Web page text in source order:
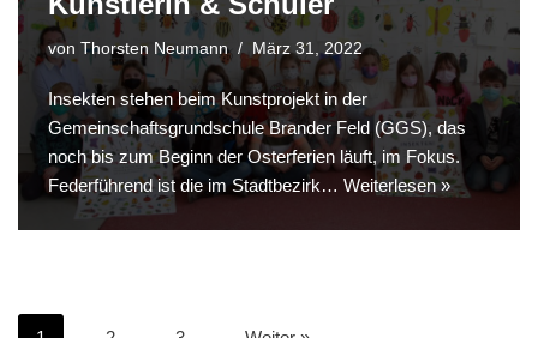
von Thorsten Neumann März 31, 2022
Insekten stehen beim Kunstprojekt in der
Gemeinschaftsgrundschule Brander Feld (GGS), das
noch bis zum Beginn der Osterferien läuft, im Fokus.
Federführend ist die im Stadtbezirk… Weiterlesen »